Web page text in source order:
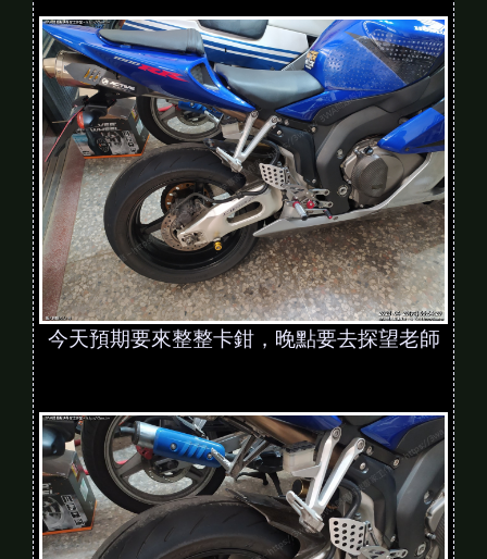
今天預期要來整整卡鉗，晚點要去探望老師